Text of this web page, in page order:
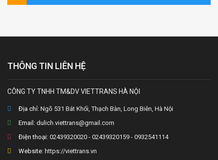
THÔNG TIN LIÊN HỆ
CÔNG TY TNHH TM&DV VIETTRANS HÀ NỘI
Địa chỉ: Ngõ 531 Bát Khối, Thạch Bàn, Long Biên, Hà Nội
Email: dulich.viettrans@gmail.com
Điện thoại: 02439320020 - 02439320159 - 0932541114
Website: https://viettrans.vn